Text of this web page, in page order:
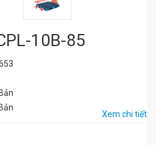
10B-85
Xem chi tiết